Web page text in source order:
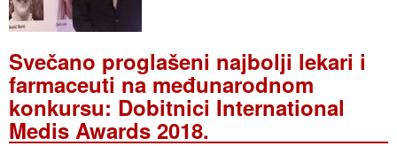
Svečano proglašeni najbolji lekari i
farmaceuti na međunarodnom
konkursu: Dobitnici International
Medis Awards 2018.